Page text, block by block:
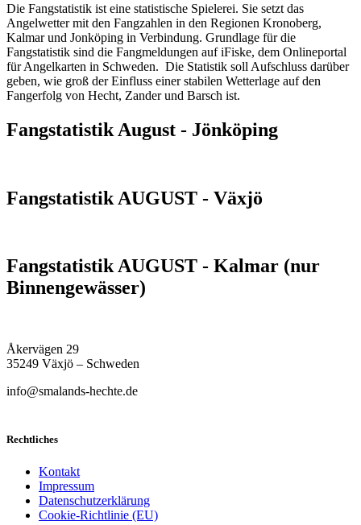
Die Fangstatistik ist eine statistische Spielerei. Sie setzt das
Angelwetter mit den Fangzahlen in den Regionen Kronoberg,
Kalmar und Jonköping in Verbindung. Grundlage für die
Fangstatistik sind die Fangmeldungen auf iFiske, dem Onlineportal
für Angelkarten in Schweden. Die Statistik soll Aufschluss darüber
geben, wie groß der Einfluss einer stabilen Wetterlage auf den
Fangerfolg von Hecht, Zander und Barsch ist.
Fangstatistik August - Jönköping
Fangstatistik AUGUST - Växjö
Fangstatistik AUGUST - Kalmar (nur
Binnengewässer)
Åkervägen 29
35249 Växjö – Schweden
info@smalands-hechte.de
Rechtliches
Kontakt
Impressum
Datenschutzerklärung
Cookie-Richtlinie (EU)